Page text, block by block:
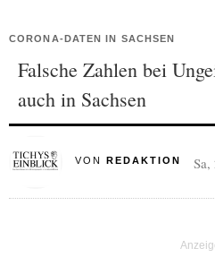
CORONA-DATEN IN SACHSEN
Falsche Zahlen bei
auch in Sachsen
VON REDAKTION